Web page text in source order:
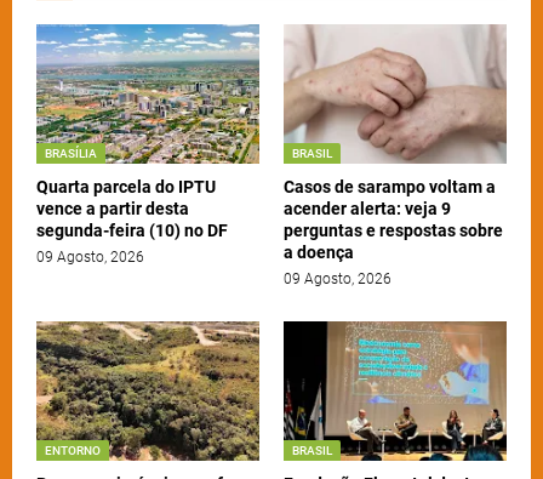
BRASÍLIA
Quarta parcela do IPTU
vence a partir desta
segunda-feira (10) no DF
09 Agosto, 2026
BRASIL
Casos de sarampo voltam a
acender alerta: veja 9
perguntas e respostas sobre
a doença
09 Agosto, 2026
ENTORNO BRASIL